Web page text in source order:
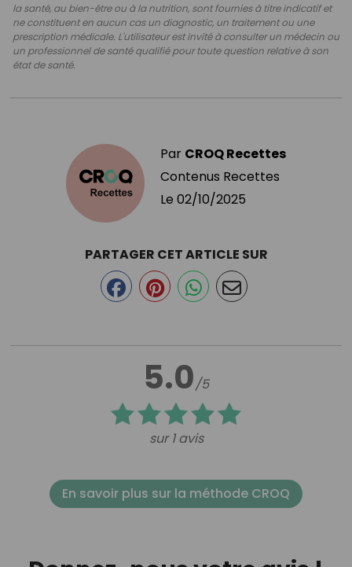
la santé, au bien-être ou à la nutrition, sont fournies à titre indicatif et
ne constituent en aucun cas un diagnostic, un traitement ou une
prescription médicale. L'utilisateur est invité à consulter un médecin ou
un professionnel de santé qualifié pour toute question relative à son
état de santé.
Par CROQ Recettes
Contenus Recettes
Le 02/10/2025
5.0/5
sur 1 avis
PARTAGER CET ARTICLE SUR
En savoir plus sur la méthode CROQ